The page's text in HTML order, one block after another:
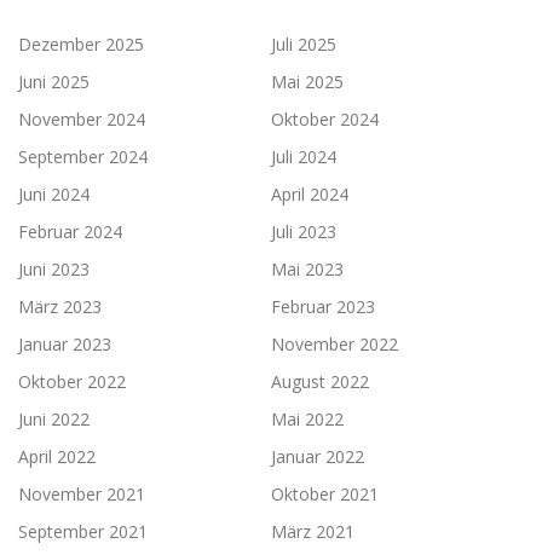
Dezember 2025
Juli 2025
Juni 2025
Mai 2025
November 2024
Oktober 2024
September 2024
Juli 2024
Juni 2024
April 2024
Februar 2024
Juli 2023
Juni 2023
Mai 2023
März 2023
Februar 2023
Januar 2023
November 2022
Oktober 2022
August 2022
Juni 2022
Mai 2022
April 2022
Januar 2022
November 2021
Oktober 2021
September 2021
März 2021